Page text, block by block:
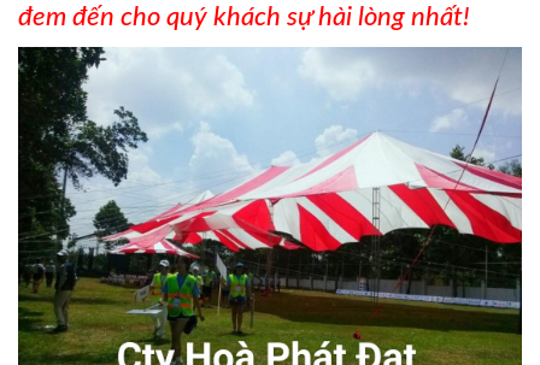
đem đến cho quý khách sự hài lòng nhất!